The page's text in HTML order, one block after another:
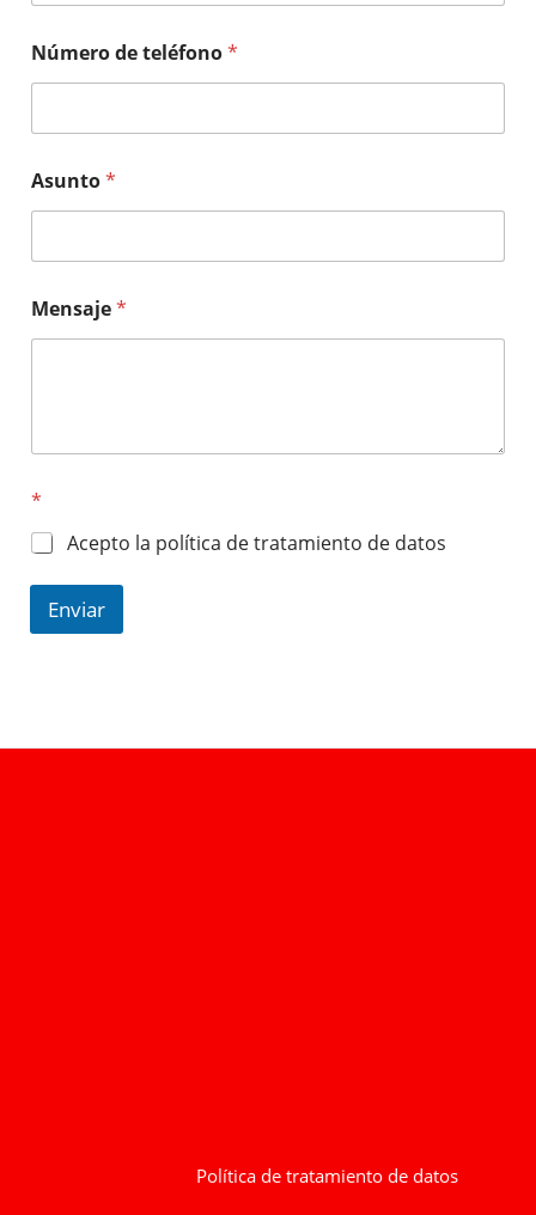
Número de teléfono*
Asunto*
Mensaje*
*
Acepto la política de tratamiento de datos
Enviar
Política de tratamiento de datos